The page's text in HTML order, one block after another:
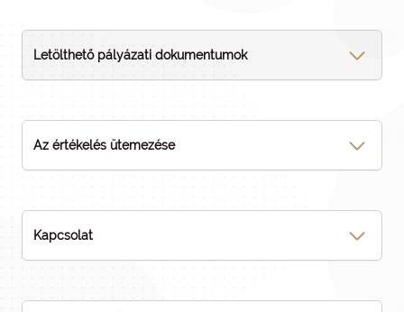
Letölthető pályázati dokumentumok
Az értékelés ütemezése
Kapcsolat